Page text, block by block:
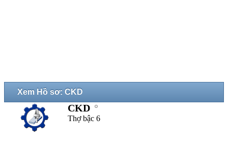
Xem Hồ sơ: CKD
CKD
Thợ bậc 6